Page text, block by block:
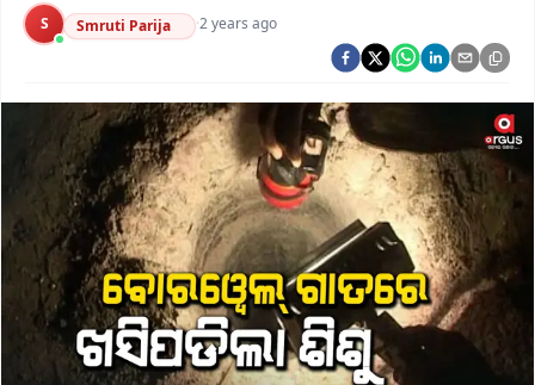
Argus Swaad Odisha
Argus Chalo Dekhein Apna Desh
S Smruti Parija ·2 years ago